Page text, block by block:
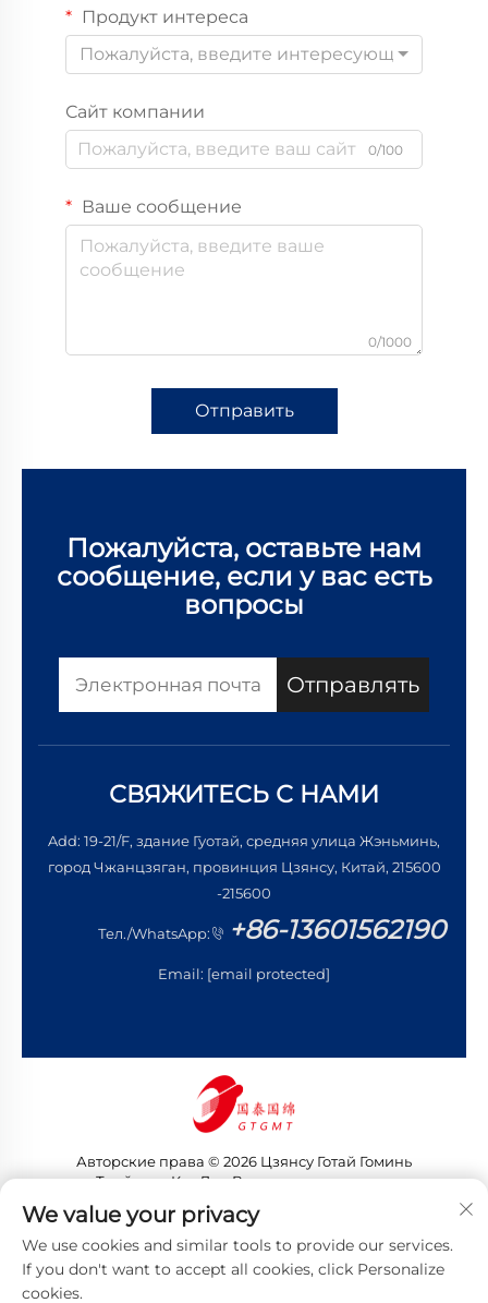
Продукт интереса
Пожалуйста, введите интересующий вас
Сайт компании
0/100
Ваше сообщение
0/1000
Отправить
Пожалуйста, оставьте нам
сообщение, если у вас есть
вопросы
Отправлять
СВЯЖИТЕСЬ С НАМИ
Add: 19-21/F, здание Гуотай, средняя улица Жэньминь,
город Чжанцзяган, провинция Цзянсу, Китай, 215600
-215600
Тел./WhatsApp: +86-13601562190
Email: [email protected]
Авторские права © 2026 Цзянсу Готай Гоминь
Трейдинг Ко., Лтд. Все права защищены
Политика конфиденциальности
We value your privacy
We use cookies and similar tools to provide our services.
If you don't want to accept all cookies, click Personalize
cookies.